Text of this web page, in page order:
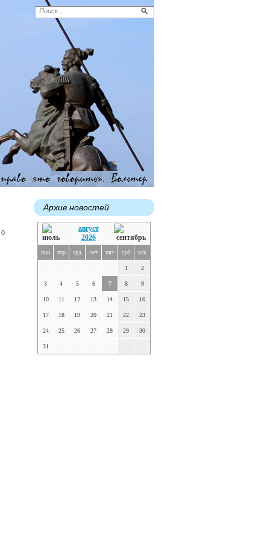
0
Архив новостей
август
2026
пон втр срд чет пят суб вск
1 2
3 4 5 6 7 8 9
10 11 12 13 14 15 16
17 18 19 20 21 22 23
24 25 26 27 28 29 30
31